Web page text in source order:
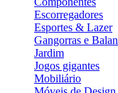
Escorregadores
Esportes & Lazer
Gangorras e
Jardim
Jogos gigantes
Mobiliário